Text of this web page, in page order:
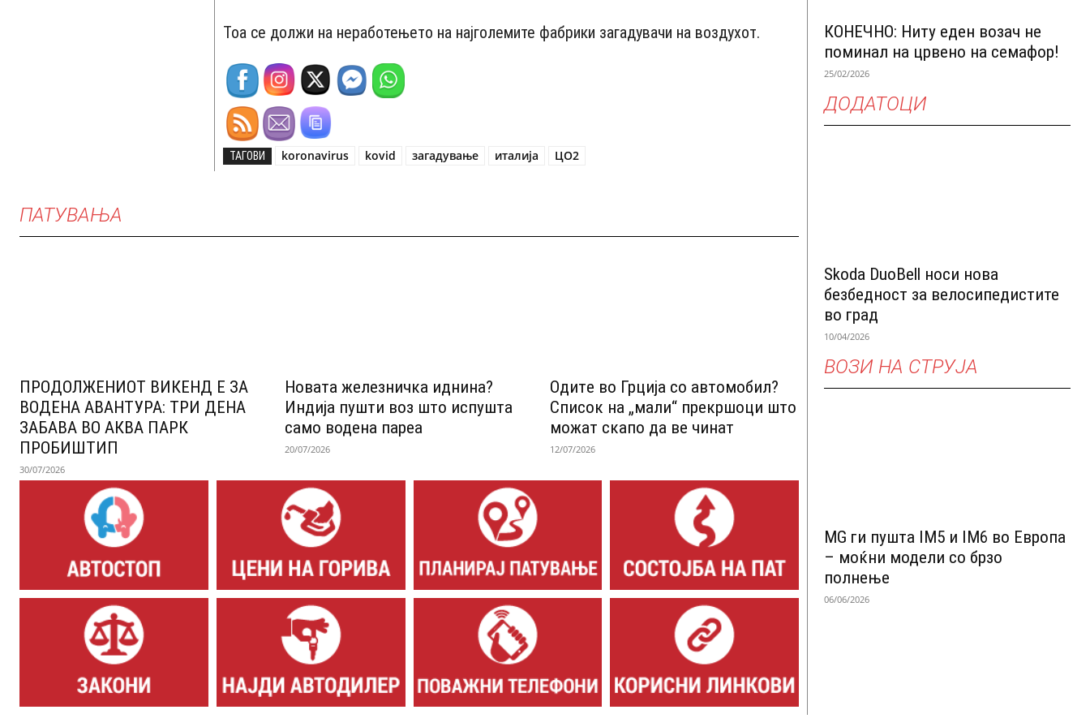
Тоа се должи на неработењето на најголемите фабрики загадувачи на воздухот.
ТАГОВИ koronavirus kovid загадување италија ЦО2
ПАТУВАЊА
ПРОДОЛЖЕНИОТ ВИКЕНД Е ЗА
ВОДЕНА АВАНТУРА: ТРИ ДЕНА
ЗАБАВА ВО АКВА ПАРК
ПРОБИШТИП
30/07/2026
Новата железничка иднина?
Индија пушти воз што испушта
само водена пареа
20/07/2026
Одитe во Грција со автомобил?
Список на „мали“ прекршоци што
можат скапо да ве чинат
12/07/2026
КОНЕЧНО: Ниту еден возач не
поминал на црвено на семафор!
25/02/2026
ДОДАТОЦИ
Skoda DuoBell носи нова
безбедност за велосипедистите
во град
10/04/2026
ВОЗИ НА СТРУЈА
MG ги пушта IM5 и IM6 во Европа
– моќни модели со брзо
полнење
06/06/2026